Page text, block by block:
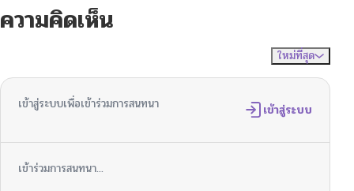
ตอนที่ 3
11/16/2024
ตอนที่ 1 11/16/2024
ความคิดเห็น
ใหม่ที่สุด
เข้าสู่ระบบเพื่อเข้าร่วมการสนทนา เข้าสู่ระบบ
เข้าร่วมการสนทนา...